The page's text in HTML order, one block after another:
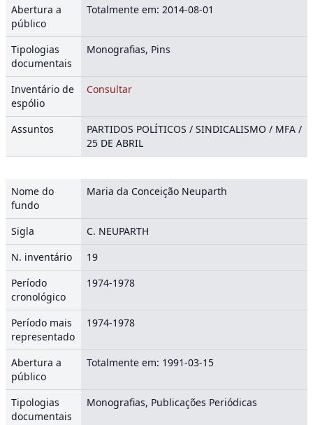
Abertura a
público
Totalmente em: 2014-08-01
Tipologias
documentais
Monografias, Pins
Inventário de
espólio
Consultar
Assuntos
PARTIDOS POLÍTICOS / SINDICALISMO / MFA /
25 DE ABRIL
Nome do
fundo
Maria da Conceição Neuparth
Sigla
C. NEUPARTH
N. inventário
19
Período
cronológico
1974-1978
Período mais
representado
1974-1978
Abertura a
público
Totalmente em: 1991-03-15
Tipologias
documentais
Monografias, Publicações Periódicas